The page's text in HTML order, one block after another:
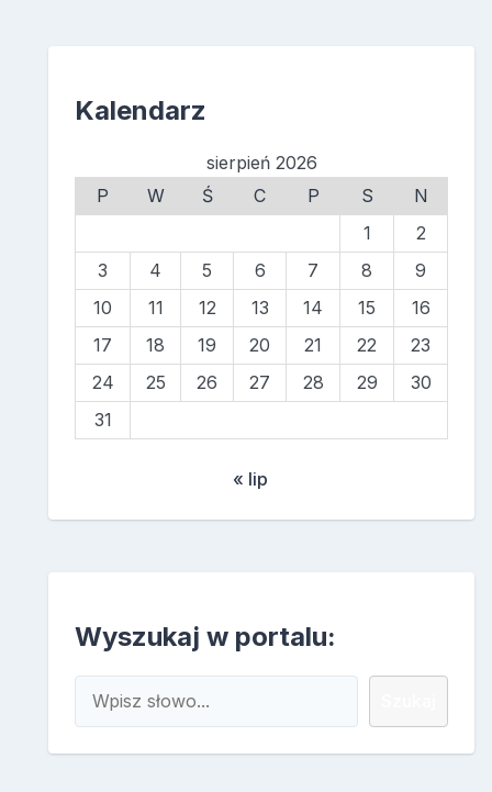
Kalendarz
sierpień 2026
P
W Ś C P S
N
1
2
3
4 5 6 7 8
9
10
11 12 13 14 15
16
17
18 19 20 21 22
23
24
25 26 27 28 29
30
31
« lip
Wyszukaj w portalu: